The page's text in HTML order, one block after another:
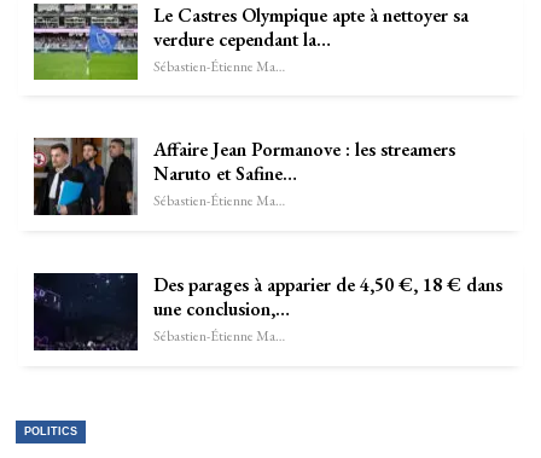
Le Castres Olympique apte à nettoyer sa
verdure cependant la…
Sébastien-Étienne Marechal
Affaire Jean Pormanove : les streamers
Naruto et Safine…
Sébastien-Étienne Marechal
Des parages à apparier de 4,50 €, 18 € dans
une conclusion,…
Sébastien-Étienne Marechal
POLITICS